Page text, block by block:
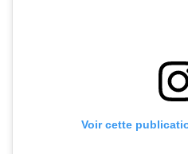
Voir cette